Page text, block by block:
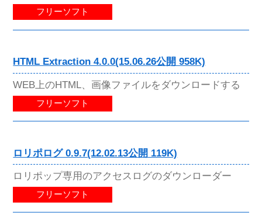
フリーソフト
HTML Extraction 4.0.0(15.06.26公開 958K)
WEB上のHTML、画像ファイルをダウンロードする
フリーソフト
ロリポログ 0.9.7(12.02.13公開 119K)
ロリポップ専用のアクセスログのダウンローダー
フリーソフト